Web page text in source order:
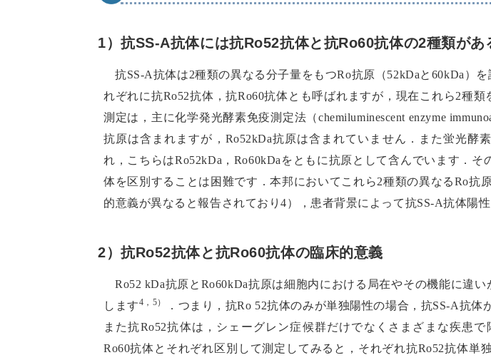
1）抗SS-A抗体には抗Ro52抗体と抗Ro60抗体の2種類があ
抗SS-A抗体は2種類の異なる分子量をもつRo抗原（52kDaと60kDa）
れぞれに抗Ro52抗体，抗Ro60抗体とも呼ばれますが，現在これら2種
測定は，主に化学発光酵素免疫測定法（chemiluminescent enzyme
抗原は含まれますが，Ro52kDa抗原は含まれていません．また蛍光酵
れ，こちらはRo52kDa，Ro60kDaをともに抗原として含んでいます．
体を区別することは困難です．本邦においてこれら2種類の異なるRo
的意義が異なると報告されており4），患者背景によって抗SS-A抗体陽
2）抗Ro52抗体と抗Ro60抗体の臨床的意義
Ro52 kDa抗原とRo60kDa抗原は細胞内における局在やその機能に違
します4，5）
．つまり，抗Ro 52抗体のみが単独陽性の場合，抗SS-A抗
また抗Ro52抗体は，シェーグレン症候群だけでなくさまざまな疾患
Ro60抗体とそれぞれ区別して測定してみると，それぞれ抗Ro52抗体単